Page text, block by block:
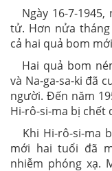
Ngày 16-7-
tử. Hơn nửa
cả hai quả bom
Hai quả bom
và Na-ga-sa-ki đã
người. Đến năm
Hi-rô-si-ma bị chết
Khi Hi-rô-si-ma
mới hai tuổi đã
nhiễm phóng xạ.